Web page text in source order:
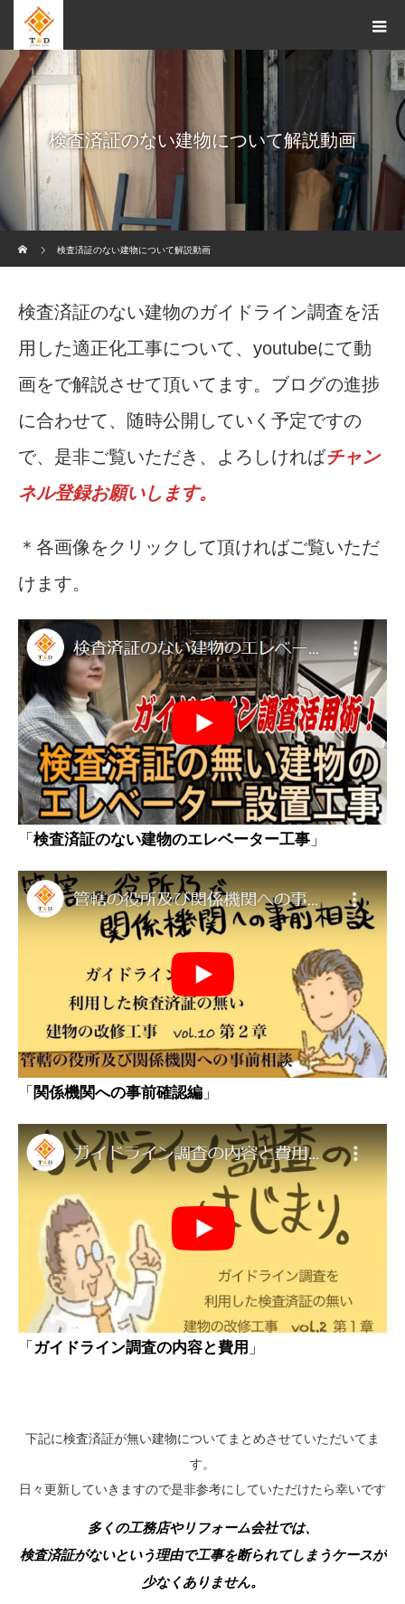
検査済証のない建物について解説動画
検査済証のない建物について解説動画
検査済証のない建物のガイドライン調査を活
用した適正化工事について、youtubeにて動
画をで解説させて頂いてます。ブログの進捗
に合わせて、随時公開していく予定ですの
で、是非ご覧いただき、よろしければチャン
ネル登録お願いします。
＊各画像をクリックして頂ければご覧いただ
けます。
「 検査済証のない建物のエレベーター工事 」
「 関係機関への事前確認編 」
「 ガイドライン調査の内容と費用 」
下記に検査済証が無い建物についてまとめさせていただいてま
す。
日々更新していきますので是非参考にしていただけたら幸いです
多くの工務店やリフォーム会社では、
検査済証がないという理由で工事を断られてしまうケースが
少なくありません。